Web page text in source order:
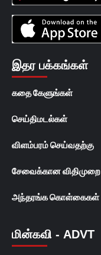
இதர பக்கங்கள்
கதை கேளுங்கள்
செய்திமடல்கள்
விளம்பரம் செய்வதற்கு
சேவைக்கான விதிமுறை
அந்தரங்க கொள்கைகள்
மின்கவி - ADVT